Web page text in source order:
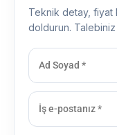
Teknik detay, fiyat
doldurun.